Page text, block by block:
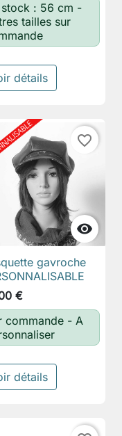
stock : 56 cm -
tailles sur
détails

favorite_border
gavroche
€
commande - A
détails